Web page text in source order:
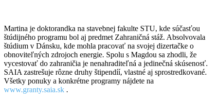
Martina je doktorandka na stavebnej fakulte STU, kde súčasťou
štúdijného programu bol aj predmet Zahraničná stáž. Absolvovala
štúdium v Dánsku, kde mohla pracovať na svojej dizertačke o
obnoviteľných zdrojoch energie. Spolu s Magdou sa zhodli, že
vycestovať do zahraničia je nenahraditeľná a jedinečná skúsenosť.
SAIA zastrešuje rôzne druhy štipendíí, vlastné aj sprostredkované.
Všetky ponuky a konkrétne programy nájdete na
www.granty.saia.sk .